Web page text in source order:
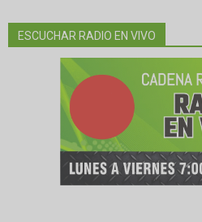
ESCUCHAR RADIO EN VIVO